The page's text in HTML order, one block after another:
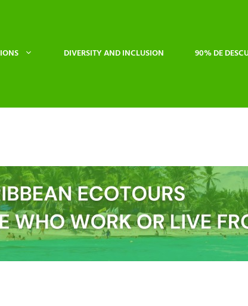
DIVERSITY AND INCLUSION 90% DE